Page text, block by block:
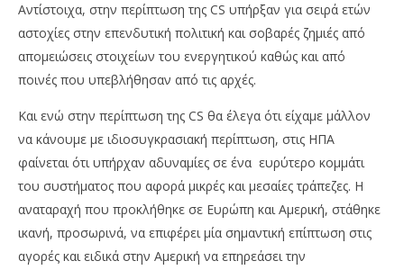
Αντίστοιχα, στην περίπτωση της CS υπήρξαν για σειρά ετών
αστοχίες στην επενδυτική πολιτική και σοβαρές ζημιές από
απομειώσεις στοιχείων του ενεργητικού καθώς και από
ποινές που υπεβλήθησαν από τις αρχές.
Και ενώ στην περίπτωση της CS θα έλεγα ότι είχαμε μάλλον
να κάνουμε με ιδιοσυγκρασιακή περίπτωση, στις ΗΠΑ
φαίνεται ότι υπήρχαν αδυναμίες σε ένα ευρύτερο κομμάτι
του συστήματος που αφορά μικρές και μεσαίες τράπεζες. Η
αναταραχή που προκλήθηκε σε Ευρώπη και Αμερική, στάθηκε
ικανή, προσωρινά, να επιφέρει μία σημαντική επίπτωση στις
αγορές και ειδικά στην Αμερική να επηρεάσει την